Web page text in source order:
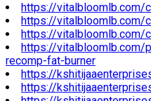
https://
https://vitalbloomlb.com/
https://vitalbloomlb.com/
https://vitalbloomlb.com/
recomp-fat-burner
https://
https://